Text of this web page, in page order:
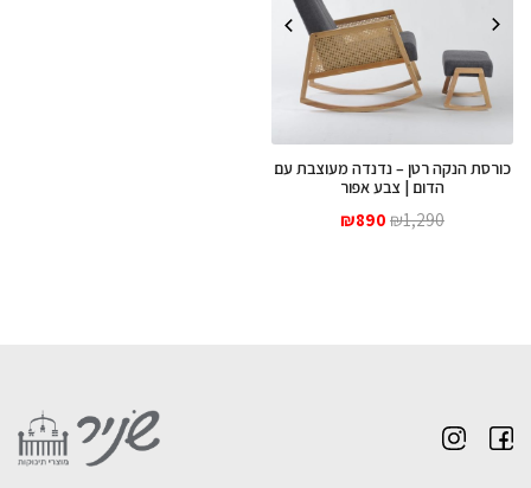
כורסת הנקה רטן – נדנדה מעוצבת עם
הדום | צבע אפור
₪1,290
המחיר
₪890
המחיר